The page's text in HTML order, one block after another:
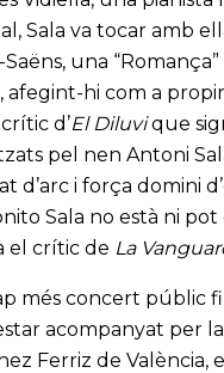
Sala va tocar amb
una
hi com a
d’El Diluvique
pel nen Antoni
d’arc i força domini
Sala no està ni
el crític de La
més concert públic
acompanyat per
Ferriz de València,